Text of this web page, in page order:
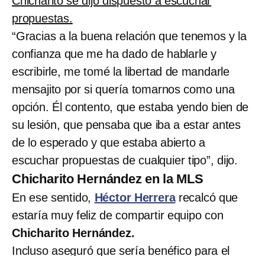
propuestas.
“Gracias a la buena relación que tenemos y la
confianza que me ha dado de hablarle y
escribirle, me tomé la libertad de mandarle
mensajito por si quería tomarnos como una
opción. Él contento, que estaba yendo bien de
su lesión, que pensaba que iba a estar antes
de lo esperado y que estaba abierto a
escuchar propuestas de cualquier tipo”, dijo.
Chicharito Hernández en la MLS
En ese sentido, Héctor Herrerarecalcó que
estaría muy feliz de compartir equipo con
Chicharito Hernández.
Incluso aseguró que sería benéfico para el